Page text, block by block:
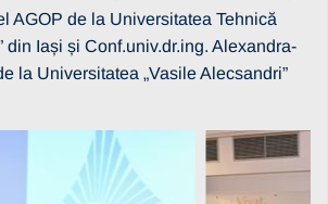
AGOP de la Universitatea Tehnică
din Iași și Conf.univ.dr.ing. Alexandra-
la Universitatea „Vasile Alecsandri”